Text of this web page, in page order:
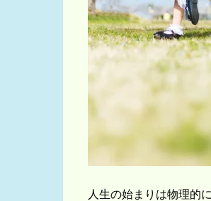
人生の始まりは物理的